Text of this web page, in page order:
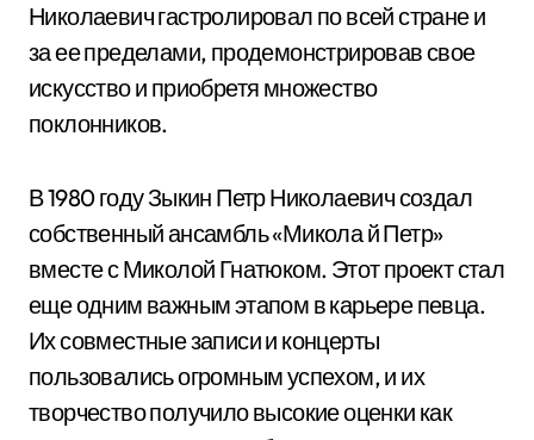
Николаевич гастролировал по всей стране и
за ее пределами, продемонстрировав свое
искусство и приобретя множество
поклонников.
В 1980 году Зыкин Петр Николаевич создал
собственный ансамбль «Микола й Петр»
вместе с Миколой Гнатюком. Этот проект стал
еще одним важным этапом в карьере певца.
Их совместные записи и концерты
пользовались огромным успехом, и их
творчество получило высокие оценки как